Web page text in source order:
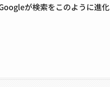
が検索をこのように進